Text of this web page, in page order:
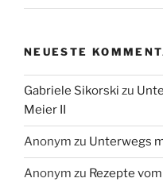
NEUESTE
Gabriele Sikorski zu
Meier II
Anonym zu Unterwegs
Anonym zu Rezepte